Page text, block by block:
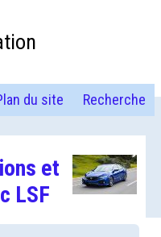
du site Recherche
et
LSF